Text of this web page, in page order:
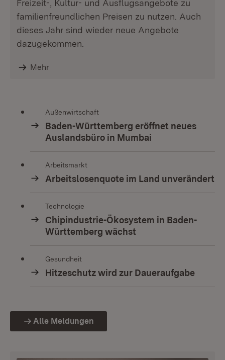
Freizeit-, Kultur- und Ausflugsangebote zu
familienfreundlichen Preisen zu nutzen. Auch
dieses Jahr sind wieder neue Angebote
dazugekommen.
Mehr
Außenwirtschaft
Baden-Württemberg eröffnet neues
Auslandsbüro in Mumbai
Arbeitsmarkt
Arbeitslosenquote im Land unverändert
Technologie
Chipindustrie-Ökosystem in Baden-
Württemberg wächst
Gesundheit
Hitzeschutz wird zur Daueraufgabe
Alle Meldungen